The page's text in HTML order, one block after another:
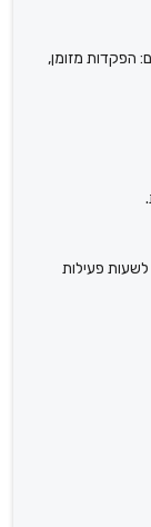
הפקדות מזומן,
08:00-15:45 בהתאם לשעות פעילות